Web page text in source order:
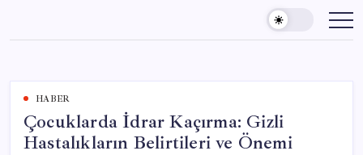
content
HABER
Çocuklarda İdrar Kaçırma: Gizli
Hastalıkların Belirtileri ve Önemi